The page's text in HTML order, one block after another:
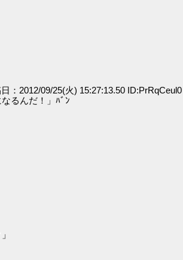
：2012/09/25(火) 15:27:13.50 ID:PrRqCeul0
るんだ！」ﾊﾞﾝ